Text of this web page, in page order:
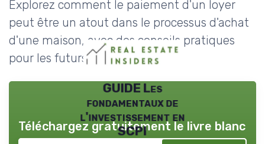
Explorez comment le paiement d'un loyer
peut être un atout dans le processus d'achat
d'une maison, avec des conseils pratiques
pour les futurs propriétaires.
GUIDE Les
fondamentaux de
l'investissement en
SCPI
Téléchargez gratuitement le livre blanc